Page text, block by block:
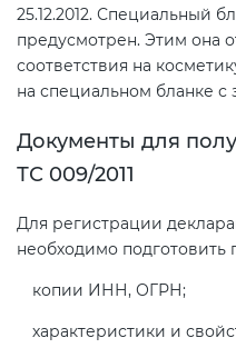
25.12.2012. Специальный
предусмотрен. Этим она
соответствия на
на специальном бланке с
Документы для
ТС 009/2011
Для регистрации
необходимо подготовить
копии ИНН, ОГРН;
характеристики и